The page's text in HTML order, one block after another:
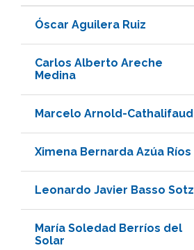
Óscar Aguilera Ruiz
Carlos Alberto Areche
Medina
Marcelo Arnold-Cathalifaud
Ximena Bernarda Azúa Ríos
Leonardo Javier Basso Sotz
María Soledad Berríos del
Solar